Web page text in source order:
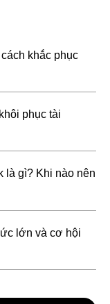
khắc phục
phục tài
là gì? Khi nào nên
lớn và cơ hội